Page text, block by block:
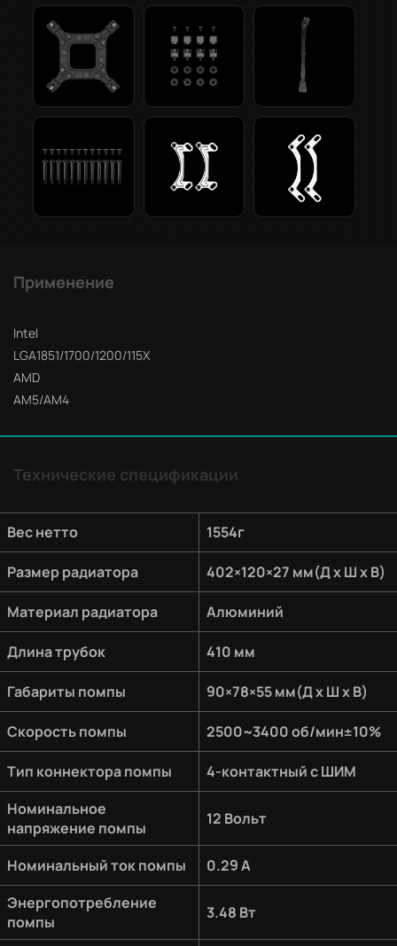
Применение
Intel
LGA1851/1700/1200/115X
AMD
AM5/AM4
Технические спецификации
Вес нетто 1554г
Размер радиатора 402×120×27 мм(Д х Ш х В)
Материал радиатора Алюминий
Длина трубок 410 мм
Габариты помпы 90×78×55 мм(Д х Ш х В)
Скорость помпы 2500~3400 об/мин±10%
Тип коннектора помпы
4-контактный с ШИМ
Номинальное
напряжение помпы
12 Вольт
Номинальный ток помпы
0.29 A
Энергопотребление
помпы
3.48 Вт